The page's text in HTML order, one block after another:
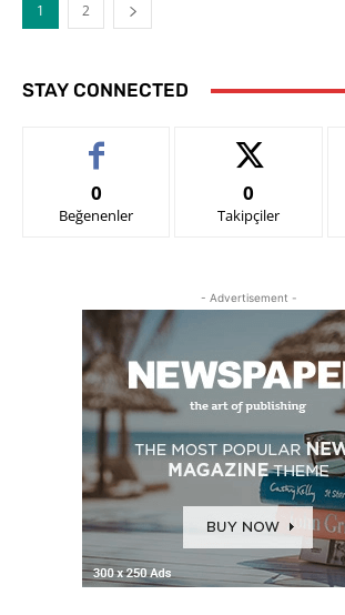
1 2
STAY CONNECTED
0
Beğenenler
0
Takipçiler
- Advertisement -